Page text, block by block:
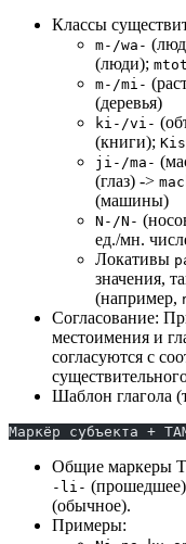
Классы
m-/wa-
(люди);
m-/mi-
(деревья)
ki-/vi-
(книги);
ji-/ma-
(глаз) ->
(машины)
N-/N-
ед./мн.
Локативы
значения,
(например,
Согласование:
местоимения и
согласуются с
Шаблон глагола
Маркёр субъекта +
Общие маркеры
-li-
(обычное).
Примеры: